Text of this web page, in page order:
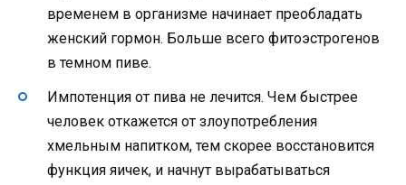
временем в организме начинает преобладать
женский гормон. Больше всего фитоэстрогенов
в темном пиве.
Импотенция от пива не лечится. Чем быстрее
человек откажется от злоупотребления
хмельным напитком, тем скорее восстановится
функция яичек, и начнут вырабатываться